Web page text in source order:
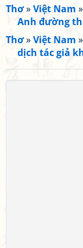
Thơ»Việt Nam »
Anh đường
Thơ»Việt Nam »
dịch tác giả